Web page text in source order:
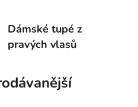
Dámské tupé z
pravých vlasů